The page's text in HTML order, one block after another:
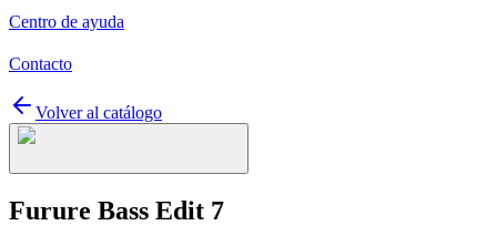
Centro de ayuda
Contacto
Volver al catálogo
Furure Bass Edit 7